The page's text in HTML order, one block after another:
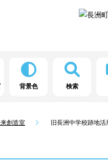
背景色 検索
創造室 旧長洲中学校跡地